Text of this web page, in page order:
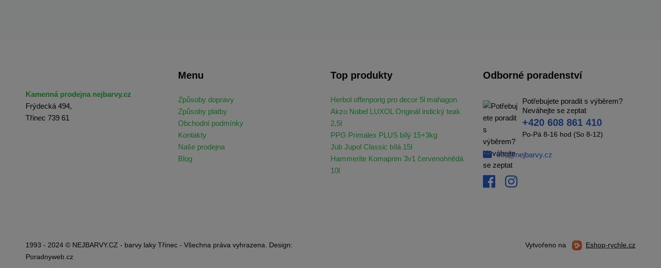
Kamenná prodejna nejbarvy.cz
Frýdecká 494,
Třinec 739 61
Menu
Způsoby dopravy
Způsoby platby
Obchodní podmínky
Kontakty
Naše prodejna
Blog
Top produkty
Herbol offenporig pro decor 5l mahagon
Akzo Nobel LUXOL Originál indický teak
2,5l
PPG Primalex PLUS bílý 15+3kg
Jub Jupol Classic bílá 15l
Hammerite Komaprim 3v1 červenohnědá
10l
Odborné poradenství
Potřebujete poradit s výběrem?
Neváhejte se zeptat
+420 608 861 410
Po-Pá 8-16 hod (So 8-12)
info@nejbarvy.cz
1993 - 2024 © NEJBARVY.CZ - barvy laky Třinec - Všechna práva vyhrazena. Design:
Poradnyweb.cz
Vytvořeno na Eshop-rychle.cz